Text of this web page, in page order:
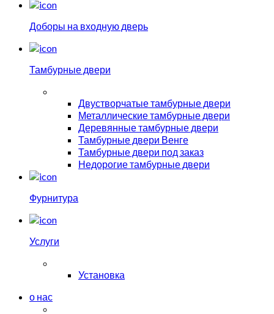
Доборы на входную дверь
Тамбурные двери
Двустворчатые тамбурные двери
Металлические тамбурные двери
Деревянные тамбурные двери
Тамбурные двери Венге
Тамбурные двери под заказ
Недорогие тамбурные двери
Фурнитура
Услуги
Установка
о нас